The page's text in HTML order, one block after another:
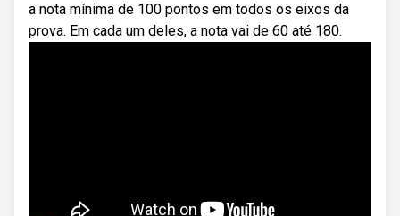
a nota mínima de 100 pontos em todos os eixos da
prova. Em cada um deles, a nota vai de 60 até 180.